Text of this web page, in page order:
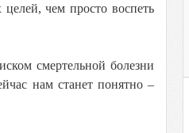
чем просто воспеть
смертельной болезни
нам станет понятно –